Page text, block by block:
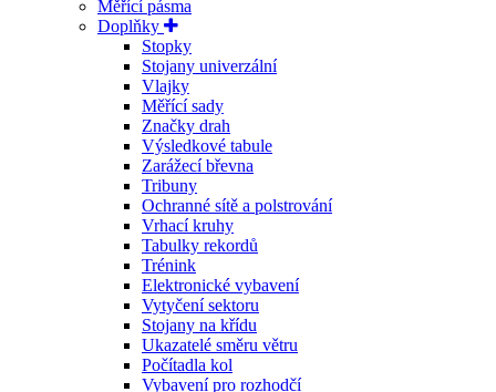
Měřící pásma
Doplňky
Stopky
Stojany univerzální
Vlajky
Měřící sady
Značky drah
Výsledkové tabule
Zarážecí břevna
Tribuny
Ochranné sítě a polstrování
Vrhací kruhy
Tabulky rekordů
Trénink
Elektronické vybavení
Vytyčení sektoru
Stojany na křídu
Ukazatelé směru větru
Počítadla kol
Vybavení pro rozhodčí